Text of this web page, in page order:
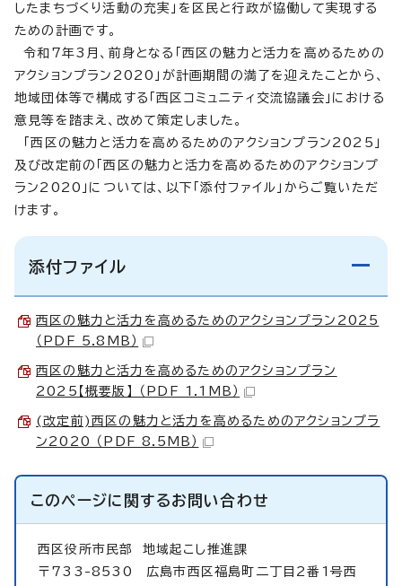
したまちづくり活動の充実」を区民と行政が協働して実現する
ための計画です。
令和7年3月、前身となる「西区の魅力と活力を高めるための
アクションプラン2020」が計画期間の満了を迎えたことから、
地域団体等で構成する「西区コミュニティ交流協議会」における
意見等を踏まえ、改めて策定しました。
「西区の魅力と活力を高めるためのアクションプラン2025」
及び改定前の「西区の魅力と活力を高めるためのアクションプ
ラン2020」については、以下「添付ファイル」からご覧いただ
けます。
添付ファイル
西区の魅力と活力を高めるためのアクションプラン2025
（PDF 5.8MB）
西区の魅力と活力を高めるためのアクションプラン
2025【概要版】 （PDF 1.1MB）
(改定前)西区の魅力と活力を高めるためのアクションプラ
ン2020 （PDF 8.5MB）
このページに関するお問い合わせ
西区役所市民部 地域起こし推進課
〒733-8530 広島市西区福島町二丁目2番1号西